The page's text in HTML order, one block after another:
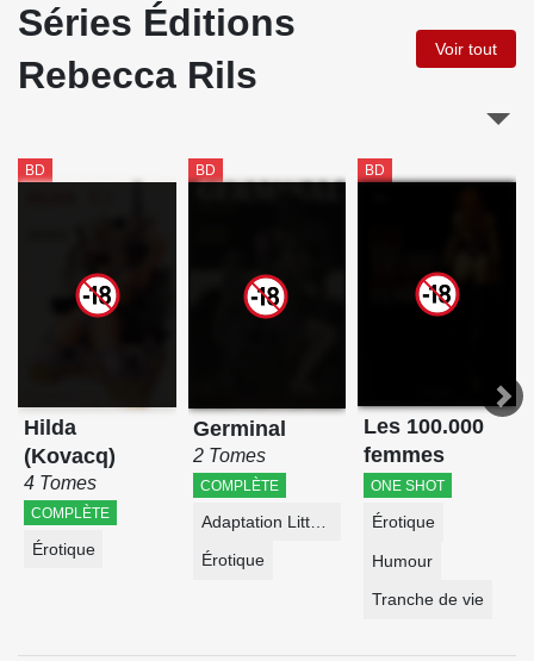
Séries Éditions
Rebecca Rils
Voir tout
BD
Hilda
(Kovacq)
4 Tomes
COMPLÈTE
Érotique
BD
Germinal
2 Tomes
COMPLÈTE
Érotique
BD
Les 100.000
femmes
ONE SHOT
Érotique
Humour
Tranche de vie